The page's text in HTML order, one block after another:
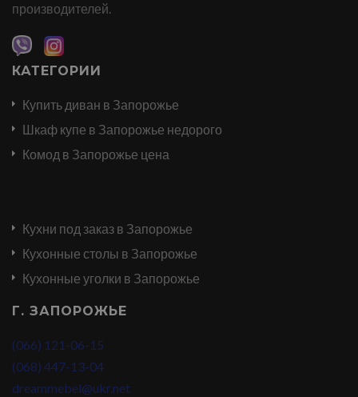
производителей.
КАТЕГОРИИ
Купить диван в Запорожье
Шкаф купе в Запорожье недорого
Комод в Запорожье цена
Кухни под заказ в Запорожье
Кухонные столы в Запорожье
Кухонные уголки в Запорожье
Г. ЗАПОРОЖЬЕ
(066) 121-06-15
(068) 447-13-04
dreammebel@ukr.net